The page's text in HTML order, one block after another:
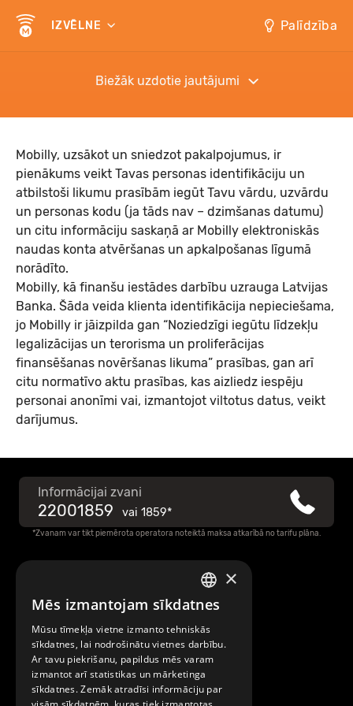
IZVĒLNE Palīdzība
Biežāk uzdotie jautājumi
Mobilly, uzsākot un sniedzot pakalpojumus, ir
pienākums veikt Tavas personas identifikāciju un
atbilstoši likumu prasībām iegūt Tavu vārdu, uzvārdu
un personas kodu (ja tāds nav – dzimšanas datumu)
un citu informāciju saskaņā ar Mobilly elektroniskās
naudas konta atvēršanas un apkalpošanas līgumā
norādīto.
Mobilly, kā finanšu iestādes darbību uzrauga Latvijas
Banka. Šāda veida klienta identifikācija nepieciešama,
jo Mobilly ir jāizpilda gan “Noziedzīgi iegūtu līdzekļu
legalizācijas un terorisma un proliferācijas
finansēšanas novēršanas likuma” prasības, gan arī
citu normatīvo aktu prasības, kas aizliedz iespēju
personai anonīmi vai, izmantojot viltotus datus, veikt
darījumus.
Informācijai zvani
22001859 vai 1859*
*Zvanam var tikt piemērota operatora noteiktā maksa atkarībā no tarifu plāna.
Par Mobilly
Noteikumi un līgumi
LATVIAN
ENGLISH
×
Mēs izmantojam sīkdatnes
Mūsu tīmekļa vietne izmanto tehniskās
sīkdatnes, lai nodrošinātu vietnes darbību.
Ar tavu piekrišanu, papildus mēs varam
izmantot arī statistikas un mārketinga
sīkdatnes. Zemāk atradīsi informāciju par